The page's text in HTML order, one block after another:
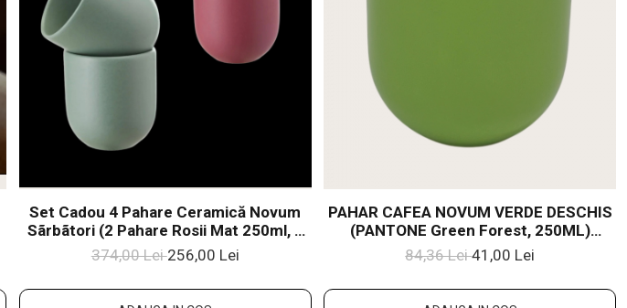
Set Cadou 4 Pahare Ceramică Novum
Sãrbãtori (2 Pahare Rosii Mat 250ml, 2
Pahare Verzi Mentã Mat 250ml)
374,00 Lei256,00 Lei
PAHAR CAFEA NOVUM VERDE DESCHIS
(PANTONE Green Forest, 250ML)
GRESIE GLAZURATÃ MANUAL
84,36 Lei41,00 Lei